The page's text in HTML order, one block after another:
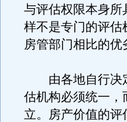
与评估权限本身所
样不是专门的评估
房管部门相比的优
由各地自行决定
估机构必须统一，
立。房产价值的